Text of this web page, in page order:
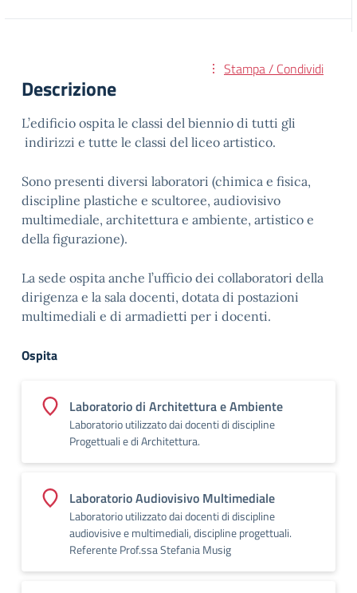
Stampa / Condividi
Descrizione
L’edificio ospita le classi del biennio di tutti gli
indirizzi e tutte le classi del liceo artistico.
Sono presenti diversi laboratori (chimica e fisica,
discipline plastiche e scultoree, audiovisivo
multimediale, architettura e ambiente, artistico e
della figurazione).
La sede ospita anche l’ufficio dei collaboratori della
dirigenza e la sala docenti, dotata di postazioni
multimediali e di armadietti per i docenti.
Ospita
Laboratorio di Architettura e Ambiente
Laboratorio utilizzato dai docenti di discipline
Progettuali e di Architettura.
Laboratorio Audiovisivo Multimediale
Laboratorio utilizzato dai docenti di discipline
audiovisive e multimediali, discipline progettuali.
Referente Prof.ssa Stefania Musig